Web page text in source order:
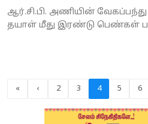
ஆர்.சி.பி. அணியின்
தயாள் மீது இரண்டு பெண்கள்
« ‹ 2 3 4 5 6